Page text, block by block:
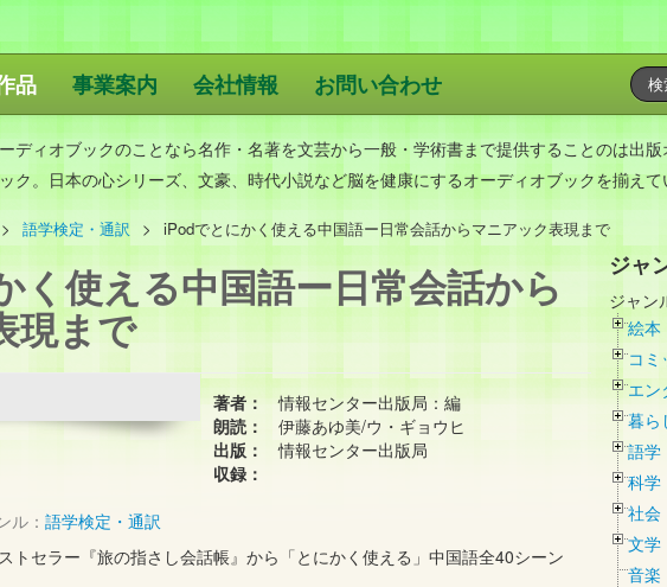
のは出版
品 事業案内 会社情報 お問い合わせ
ディオブックのことなら名作・名著を文芸から一般・学術書まで提供することのは出版
ク。日本の心シリーズ、文豪、時代小説など脳を健康にするオーディオブックを揃えて
語学検定・通訳 iPodでとにかく使える中国語ー日常会話からマニアック表現まで
く使える中国語ー日常会話から
現まで
著者：
情報センター出版局：編
朗読：
伊藤あゆ美/ウ・ギョウヒ
出版：
情報センター出版局
収録：
ル： 語学検定・通訳
トセラー『旅の指さし会話帳』から「とにかく使える」中国語全40シーン
ジャ
ジャン
絵本
コ
エン
暮ら
語学
科学
社会
文学
音楽